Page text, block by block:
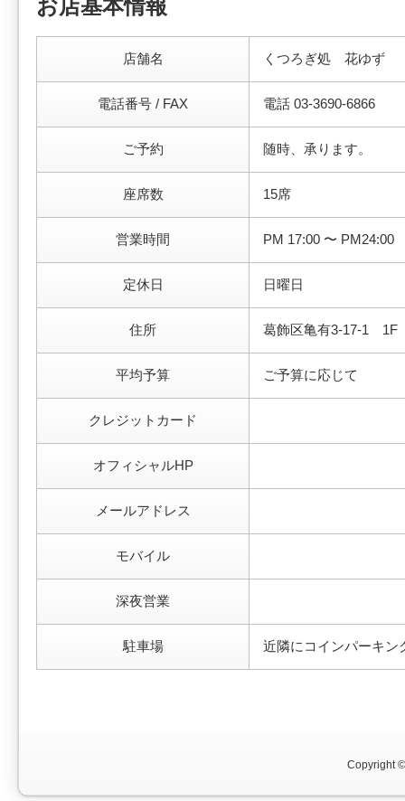
お店基本情報
店舗名 くつろぎ処 花ゆず
電話番号 / FAX 電話 03-3690-6866
ご予約 随時、承ります。
座席数 15席
営業時間 PM 17:00 〜 PM24:00
定休日 日曜日
住所 葛飾区亀有3-17-1 1F
平均予算 ご予算に応じて
クレジットカード
オフィシャルHP
メールアドレス
モバイル
深夜営業
駐車場 近隣にコインパーキン
Copyright